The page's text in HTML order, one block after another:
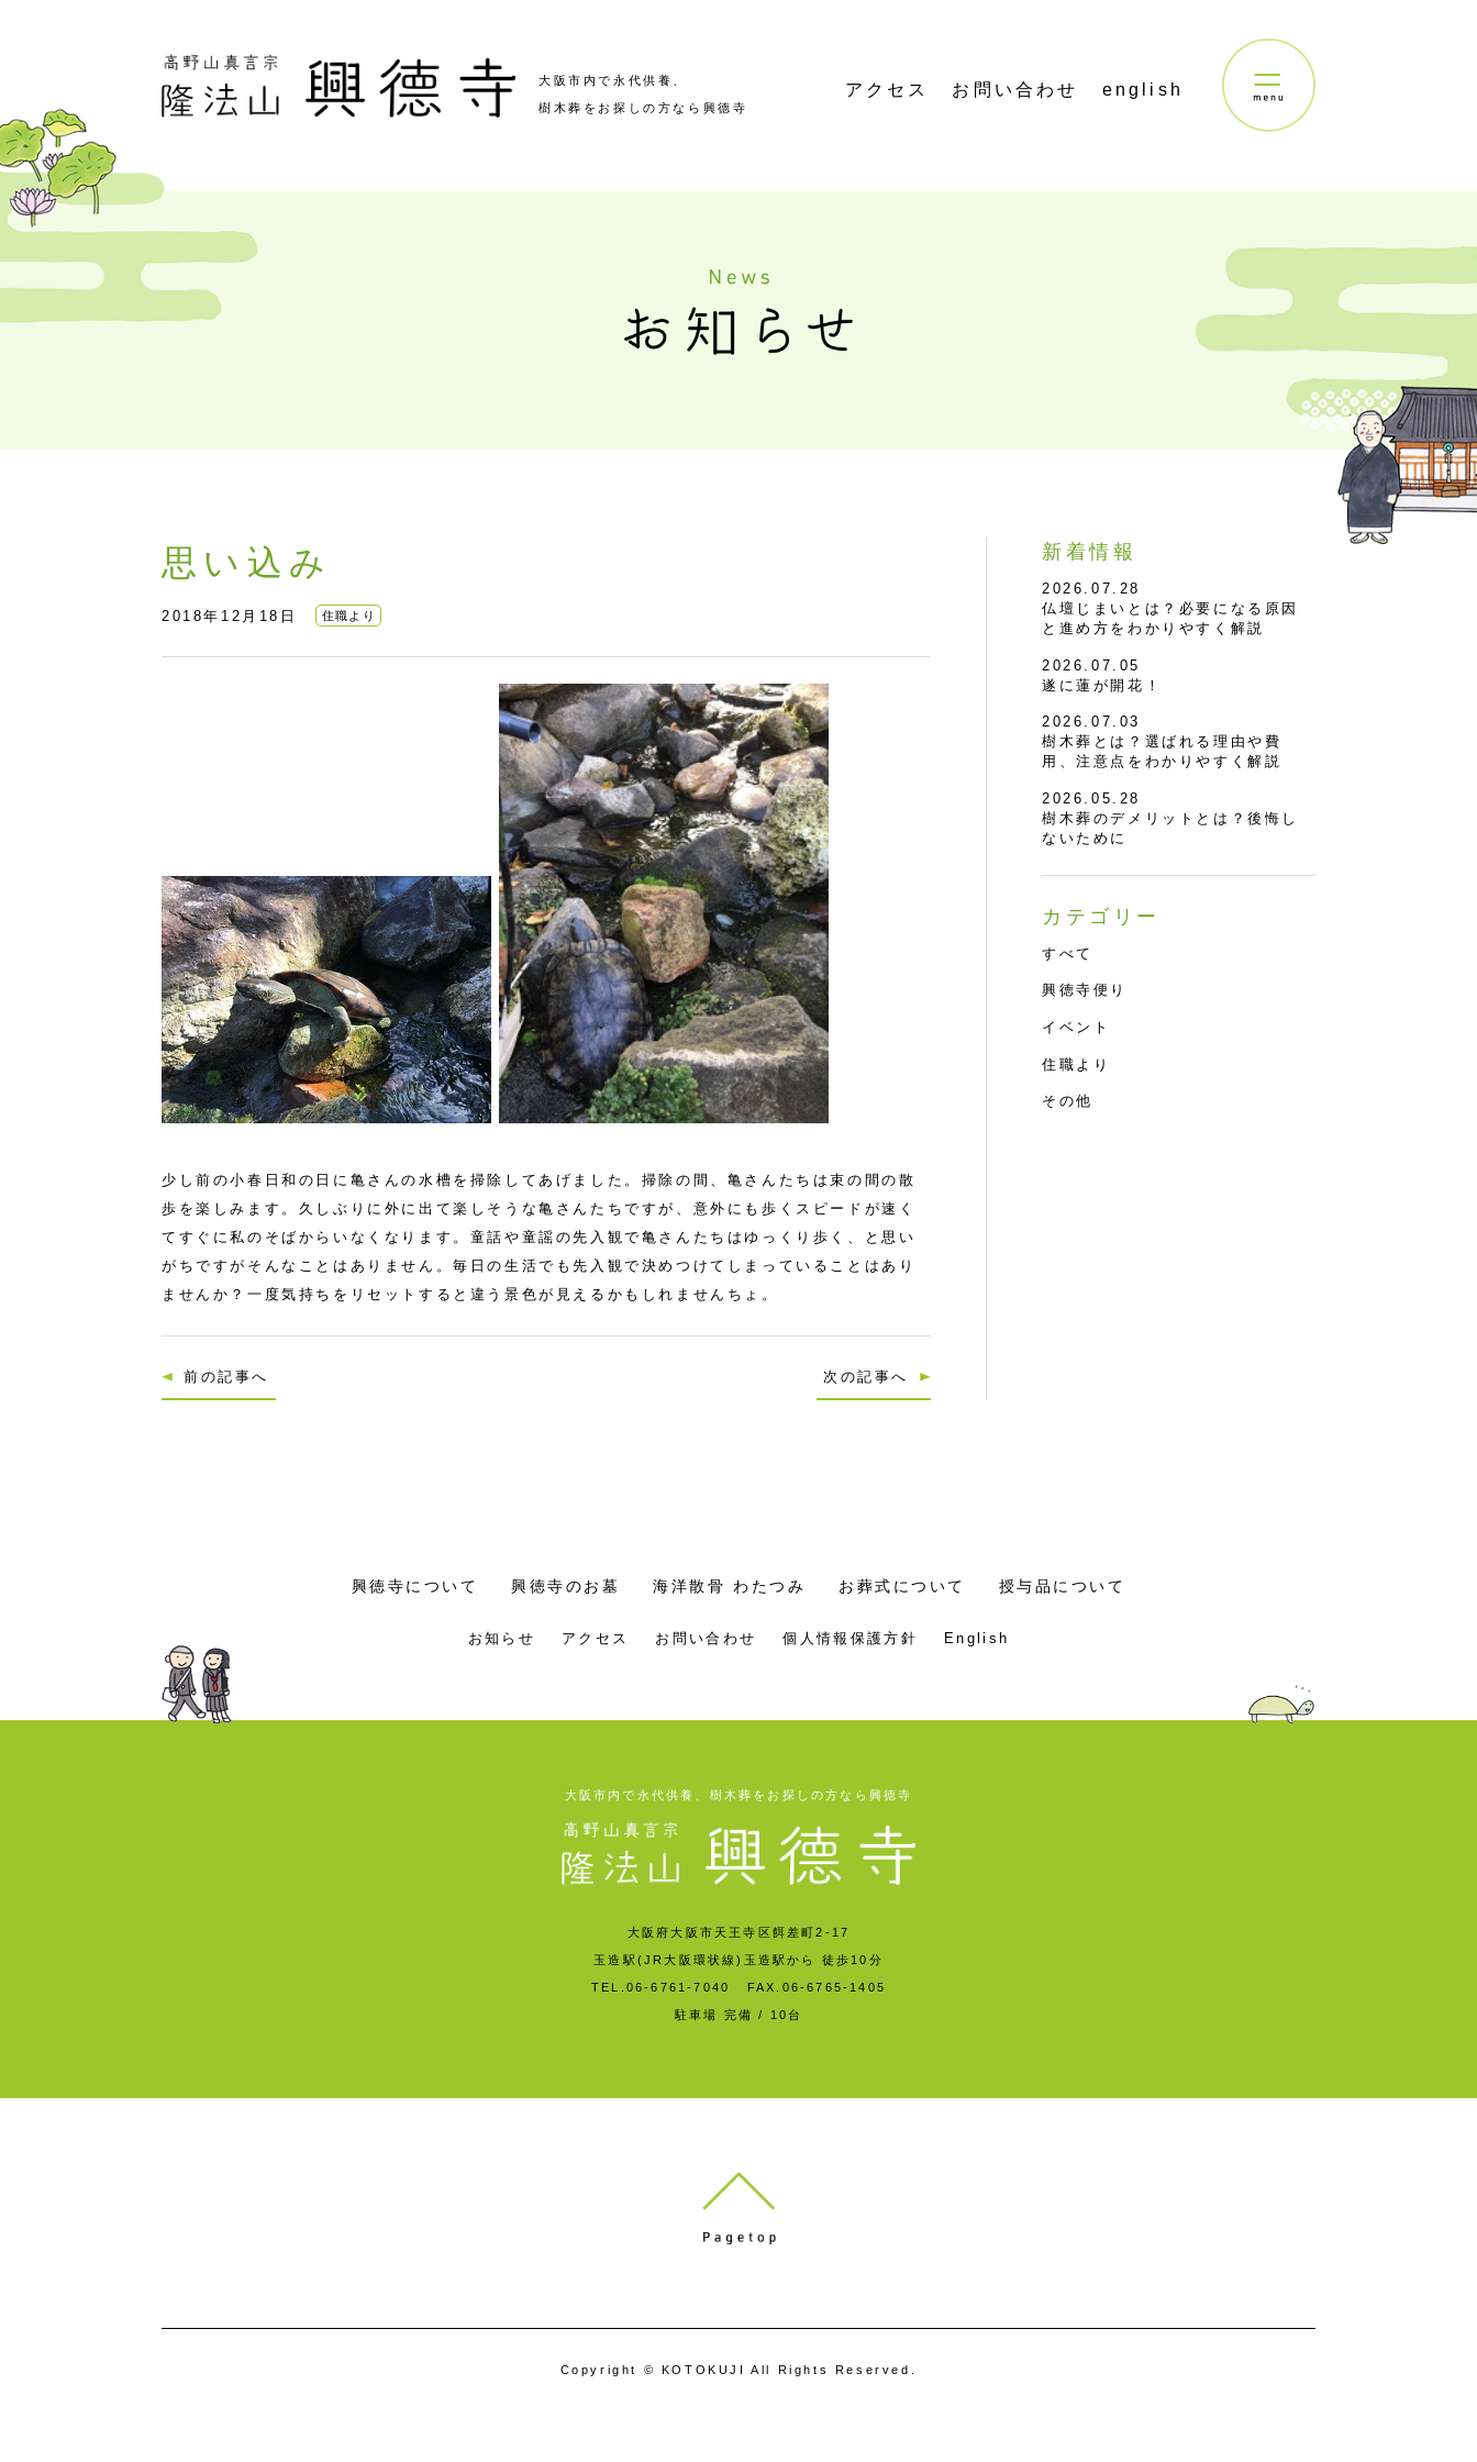
大阪市内で永代供養、
樹木葬をお探しの方なら興德寺
アクセス お問い合わせ english
思い込み
2018年12月18日 住職より
少し前の小春日和の日に亀さんの水槽を掃除してあげました。掃除の間、亀さんたちは束の間の散
歩を楽しみます。久しぶりに外に出て楽しそうな亀さんたちですが、意外にも歩くスピードが速く
てすぐに私のそばからいなくなります。童話や童謡の先入観で亀さんたちはゆっくり歩く、と思い
がちですがそんなことはありません。毎日の生活でも先入観で決めつけてしまっていることはあり
ませんか？一度気持ちをリセットすると違う景色が見えるかもしれませんちょ。
前の記事へ 次の記事へ
新着情報
2026.07.28
仏壇じまいとは？必要になる原因
と進め方をわかりやすく解説
2026.07.05
遂に蓮が開花！
2026.07.03
樹木葬とは？選ばれる理由や費
用、注意点をわかりやすく解説
2026.05.28
樹木葬のデメリットとは？後悔し
ないために
カテゴリー
すべて
興徳寺便り
イベント
住職より
その他
興徳寺について 興徳寺のお墓 海洋散骨 わたつみ お葬式について 授与品について
お知らせ アクセス お問い合わせ 個人情報保護方針 English
大阪市内で永代供養、樹木葬をお探しの方なら興德寺
大阪府大阪市天王寺区餌差町2-17
玉造駅(JR大阪環状線)玉造駅から 徒歩10分
TEL.06-6761-7040 FAX.06-6765-1405
駐車場 完備 / 10台
Copyright © KOTOKUJI All Rights Reserved.